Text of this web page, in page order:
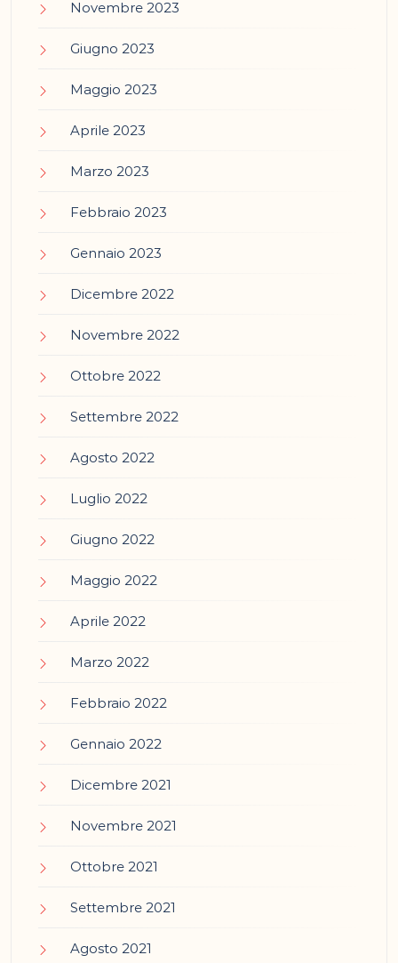
Novembre 2023
Giugno 2023
Maggio 2023
Aprile 2023
Marzo 2023
Febbraio 2023
Gennaio 2023
Dicembre 2022
Novembre 2022
Ottobre 2022
Settembre 2022
Agosto 2022
Luglio 2022
Giugno 2022
Maggio 2022
Aprile 2022
Marzo 2022
Febbraio 2022
Gennaio 2022
Dicembre 2021
Novembre 2021
Ottobre 2021
Settembre 2021
Agosto 2021